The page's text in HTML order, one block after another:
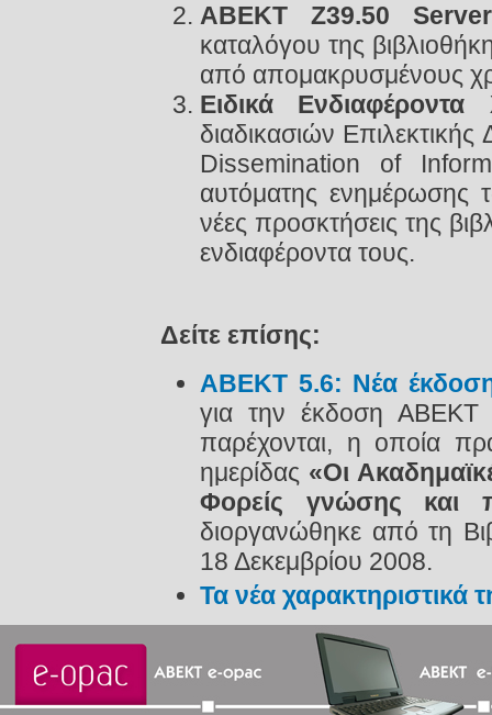
ABEKT Z39.50
καταλόγου της
από απομακρυσμένους
Ειδικά
διαδικασιών
Dissemination of
αυτόματης ενημέρωσης
νέες προσκτήσεις της
ενδιαφέροντα τους.
Δείτε επίσης:
ΑΒΕΚΤ 5.6: Νέα
για την έκδοση ΑΒΕΚΤ
παρέχονται, η οποία
ημερίδας «Οι
Φορείς γνώσης και
διοργανώθηκε από τη
18 Δεκεμβρίου 2008.
Τα νέα